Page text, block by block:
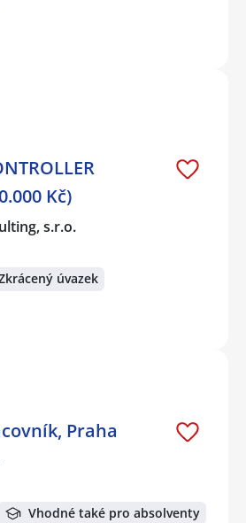
Kč)
s.r.o.
úvazek
Praha
Vhodné také pro absolventy